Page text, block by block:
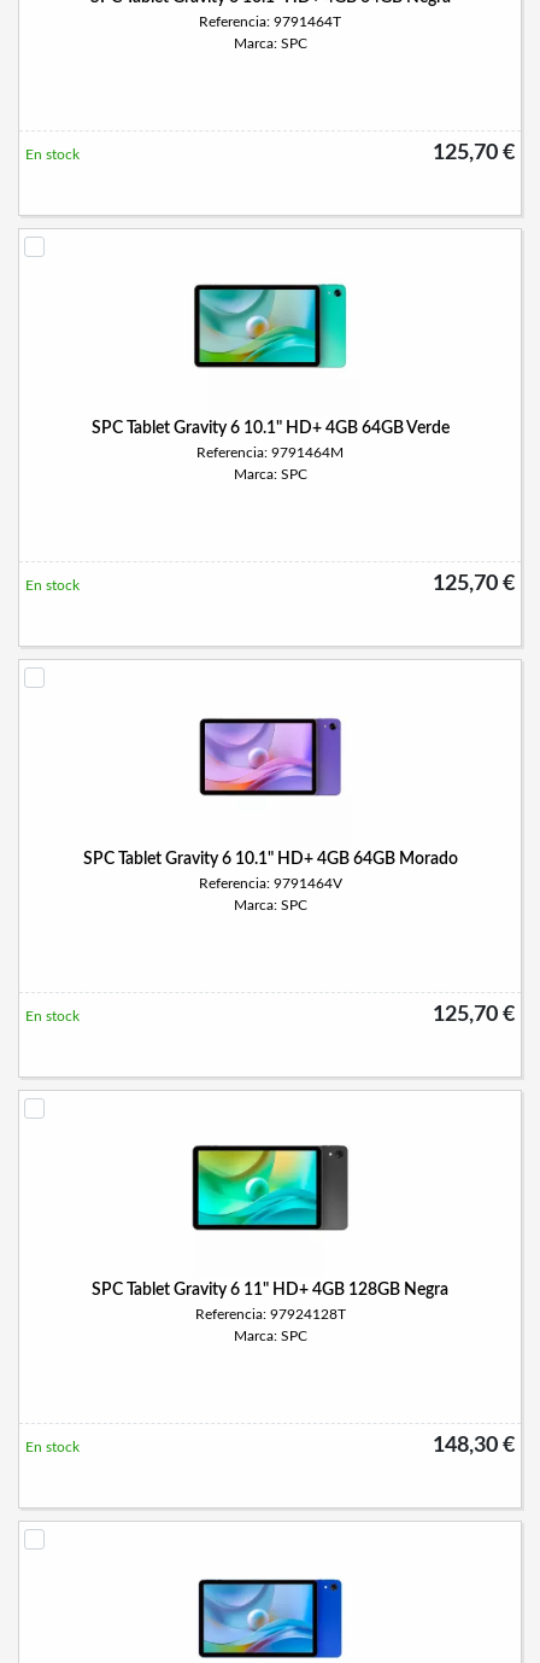
Referencia: 9791464T
Marca: SPC
125,70 €
En stock
SPC Tablet Gravity 6 10.1" HD+ 4GB 64GB Verde
Referencia: 9791464M
Marca: SPC
125,70 €
En stock
SPC Tablet Gravity 6 10.1" HD+ 4GB 64GB Morado
Referencia: 9791464V
Marca: SPC
125,70 €
En stock
SPC Tablet Gravity 6 11" HD+ 4GB 128GB Negra
Referencia: 97924128T
Marca: SPC
148,30 €
En stock